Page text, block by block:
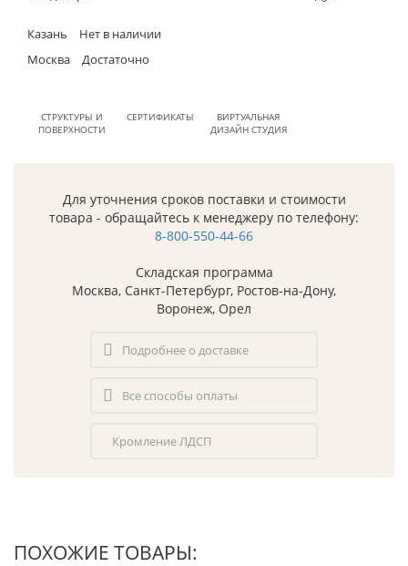
Казань
Нет в наличии
Москва
Достаточно
СТРУКТУРЫ И
ПОВЕРХНОСТИ
СЕРТИФИКАТЫ
ВИРТУАЛЬНАЯ
ДИЗАЙН СТУДИЯ
Для уточнения сроков поставки и стоимости
товара - обращайтесь к менеджеру по телефону:
8-800-550-44-66
Складская программа
Москва, Санкт-Петербург, Ростов-на-Дону,
Воронеж, Орел
Подробнее о доставке
Все способы оплаты
Кромление ЛДСП
ПОХОЖИЕ ТОВАРЫ: